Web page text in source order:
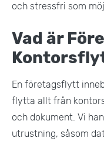
och stressfri som
Vad är
En företagsflytt
flytta allt från
och dokument. Vi
utrustning, såsom